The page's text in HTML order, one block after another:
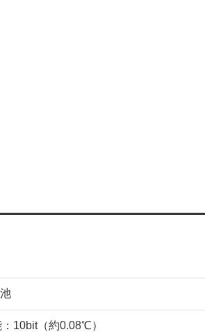
10bit（約0.08℃）